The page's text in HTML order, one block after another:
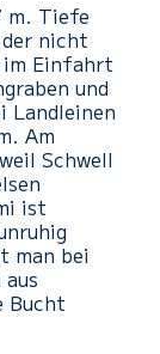
m. Tiefe
nicht
im Einfahrt
und
Landleinen
Am
Schwell
ist
man bei
Bucht